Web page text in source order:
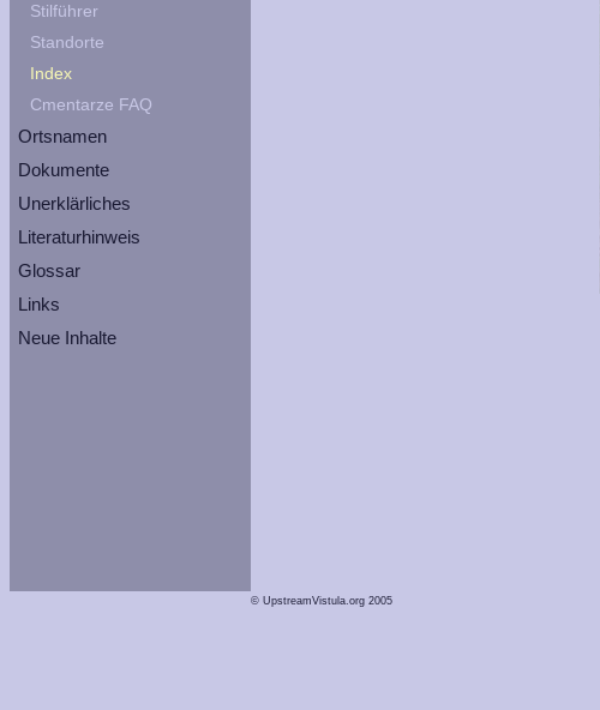
Stilführer
Standorte
Index
Cmentarze FAQ
Ortsnamen
Dokumente
Unerklärliches
Literaturhinweis
Glossar
Links
Neue Inhalte
© UpstreamVistula.org 2005